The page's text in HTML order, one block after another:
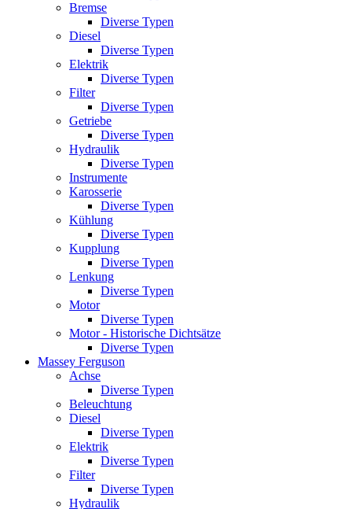
Bremse
Diverse Typen
Diesel
Diverse Typen
Elektrik
Diverse Typen
Filter
Diverse Typen
Getriebe
Diverse Typen
Hydraulik
Diverse Typen
Instrumente
Karosserie
Diverse Typen
Kühlung
Diverse Typen
Kupplung
Diverse Typen
Lenkung
Diverse Typen
Motor
Diverse Typen
Motor - Historische Dichtsätze
Diverse Typen
Massey Ferguson
Achse
Diverse Typen
Beleuchtung
Diesel
Diverse Typen
Elektrik
Diverse Typen
Filter
Diverse Typen
Hydraulik